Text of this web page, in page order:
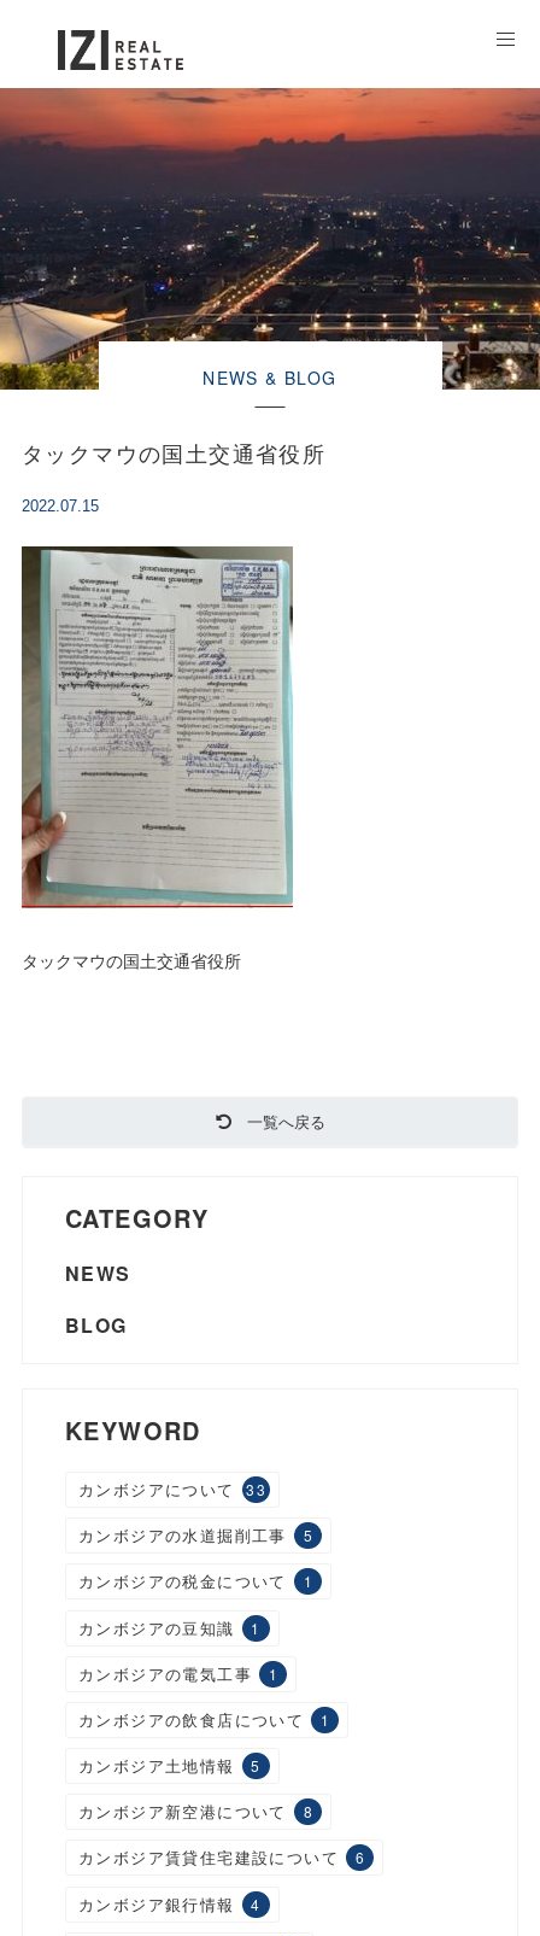
NEWS & BLOG
タックマウの国土交通省役所
2022.07.15
タックマウの国土交通省役所
一覧へ戻る
CATEGORY
NEWS
BLOG
KEYWORD
カンボジアについて 33
カンボジアの水道掘削工事 5
カンボジアの税金について 1
カンボジアの豆知識 1
カンボジアの電気工事 1
カンボジアの飲食店について 1
カンボジア土地情報 5
カンボジア新空港について 8
カンボジア賃貸住宅建設について 6
カンボジア銀行情報 4